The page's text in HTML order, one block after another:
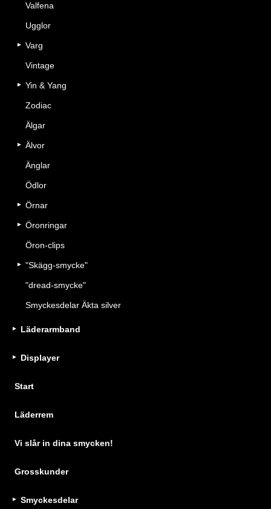
Valfena
Ugglor
Varg
Vintage
Yin & Yang
Zodiac
Älgar
Älvor
Änglar
Ödlor
Örnar
Öronringar
Öron-clips
"Skägg-smycke"
"dread-smycke"
Smyckesdelar Äkta silver
Läderarmband
Displayer
Start
Läderrem
Vi slår in dina smycken!
Grosskunder
Smyckesdelar